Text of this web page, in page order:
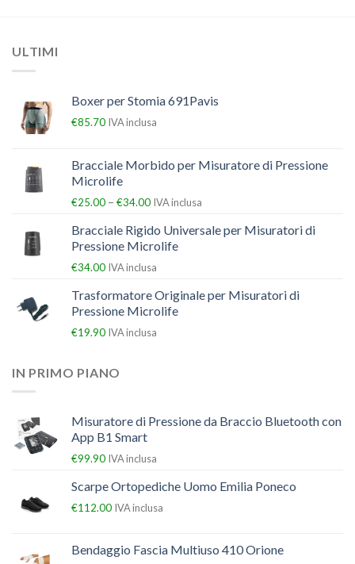
ULTIMI
Boxer per Stomia 691Pavis
€85.70 IVA inclusa
Bracciale Morbido per Misuratore di Pressione
Microlife
€25.00 – €34.00 IVA inclusa
Bracciale Rigido Universale per Misuratori di
Pressione Microlife
€34.00 IVA inclusa
Trasformatore Originale per Misuratori di
Pressione Microlife
€19.90 IVA inclusa
IN PRIMO PIANO
Misuratore di Pressione da Braccio Bluetooth con
App B1 Smart
€99.90 IVA inclusa
Scarpe Ortopediche Uomo Emilia Poneco
€112.00 IVA inclusa
Bendaggio Fascia Multiuso 410 Orione